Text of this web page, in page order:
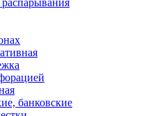
банковские